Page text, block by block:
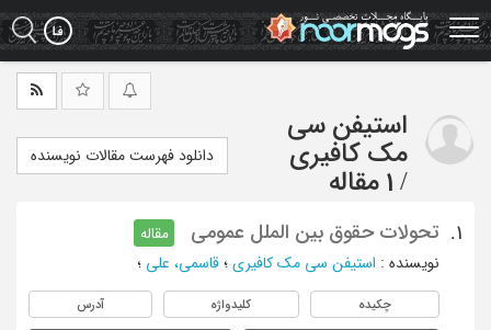
Skip
to
main
استیفن سی
مک کافیری
/ 1 مقاله
دانلود فهرست مقالات نویسنده
1. تحولات حقوق بین الملل عمومی
مقاله
نویسنده : استیفن سی مک کافیری ؛ قاسمی، علی ؛
چکیده کلیدواژه آدرس